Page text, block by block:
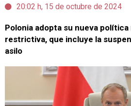
20:02 h, 15 de octubre de 2024
Polonia adopta su nueva
restrictiva, que incluye la
asilo